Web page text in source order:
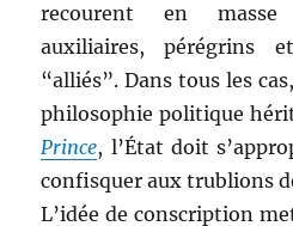
recourent en masse
auxiliaires, pérégrins
“alliés”. Dans tous les
philosophie politique
Prince, l’État doit
confisquer aux trublions
L’idée de conscription